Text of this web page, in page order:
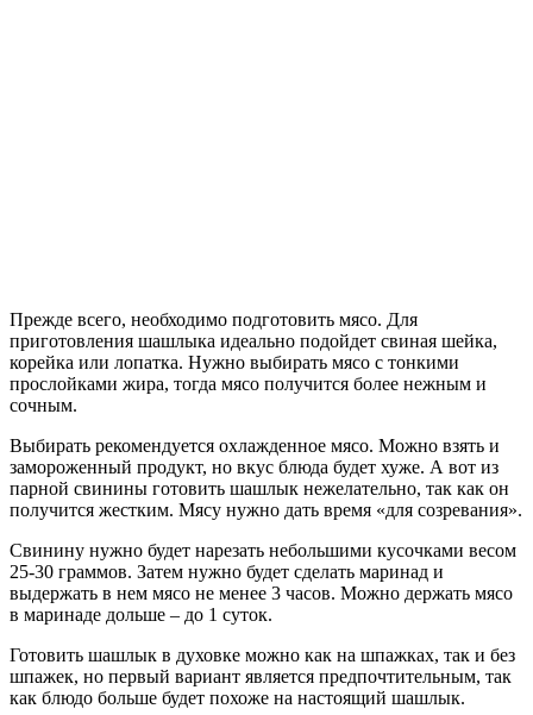
Прежде всего, необходимо подготовить мясо. Для
приготовления шашлыка идеально подойдет свиная шейка,
корейка или лопатка. Нужно выбирать мясо с тонкими
прослойками жира, тогда мясо получится более нежным и
сочным.
Выбирать рекомендуется охлажденное мясо. Можно взять и
замороженный продукт, но вкус блюда будет хуже. А вот из
парной свинины готовить шашлык нежелательно, так как он
получится жестким. Мясу нужно дать время «для созревания».
Свинину нужно будет нарезать небольшими кусочками весом
25-30 граммов. Затем нужно будет сделать маринад и
выдержать в нем мясо не менее 3 часов. Можно держать мясо
в маринаде дольше – до 1 суток.
Готовить шашлык в духовке можно как на шпажках, так и без
шпажек, но первый вариант является предпочтительным, так
как блюдо больше будет похоже на настоящий шашлык.